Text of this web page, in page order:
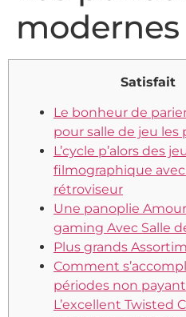
modernes
Satisfait
Le bonheur de
pour salle de jeu les
L’cycle p’alors des
filmographique
rétroviseur
Une panoplie
gaming Avec Salle
Plus grands
Comment
périodes non
L’excellent Twisted